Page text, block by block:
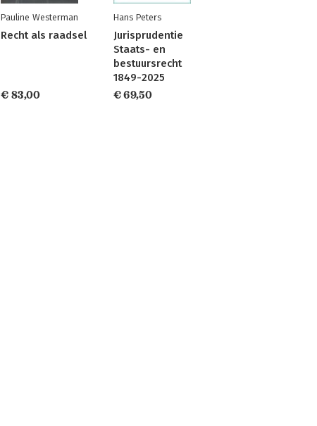
Pauline Westerman
Recht als raadsel
€ 83,00
Hans Peters
Jurisprudentie
Staats- en
bestuursrecht
1849-2025
€ 69,50